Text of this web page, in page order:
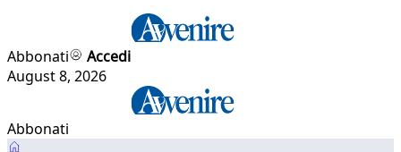
Abbonati
Accedi
August 8, 2026
Abbonati